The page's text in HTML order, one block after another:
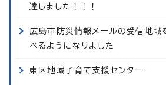
達しました！！！
広島市防災情報メールの受信地域
べるようになりました
東区地域子育て支援センター